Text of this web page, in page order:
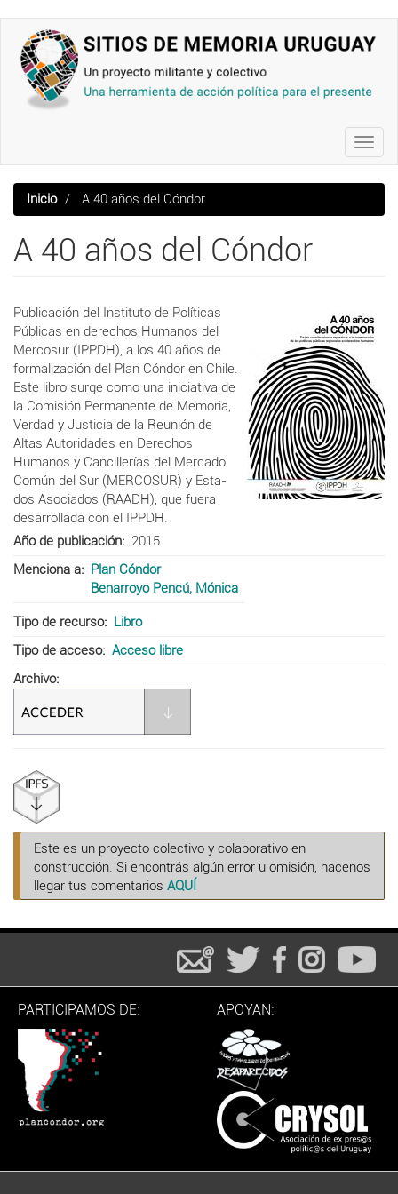
contenido
principal
Inicio A 40 años del Cóndor
A 40 años del Cóndor
Publicación del Instituto de Políticas
Públicas en derechos Humanos del
Mercosur (IPPDH), a los 40 años de
formalización del Plan Cóndor en Chile.
Este libro surge como una iniciativa de
la Comisión Permanente de Memoria,
Verdad y Justicia de la Reunión de
Altas Autoridades en Derechos
Humanos y Cancillerías del Mercado
Común del Sur (MERCOSUR) y Esta-
dos Asociados (RAADH), que fuera
desarrollada con el IPPDH.
Año de publicación
2015
Menciona a
Plan Cóndor
Benarroyo Pencú, Mónica
Tipo de recurso
Libro
Tipo de acceso
Acceso libre
Archivo
Este es un proyecto colectivo y colaborativo en
construcción. Si encontrás algún error u omisión, hacenos
llegar tus comentarios AQUÍ
PARTICIPAMOS DE: APOYAN: